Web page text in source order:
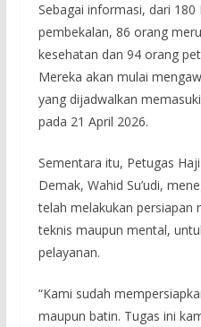
Sebagai informasi, dari 180
pembekalan, 86 orang
kesehatan dan 94 orang
Mereka akan mulai
yang dijadwalkan
pada 21 April 2026.
Sementara itu, Petugas
Demak, Wahid Su’udi,
telah melakukan persiapan
teknis maupun mental,
pelayanan.
“Kami sudah
maupun batin. Tugas ini